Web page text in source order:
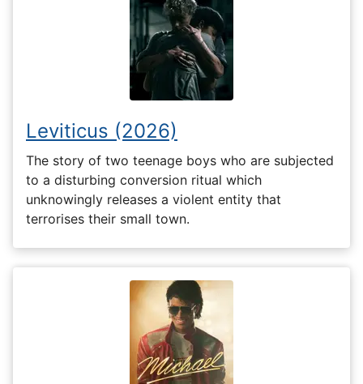
Leviticus (2026)
The story of two teenage boys who are subjected
to a disturbing conversion ritual which
unknowingly releases a violent entity that
terrorises their small town.